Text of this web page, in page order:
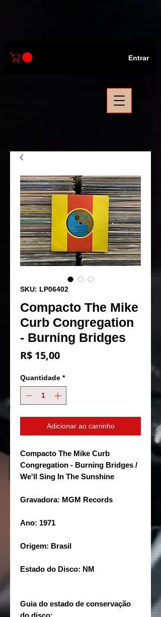
Entrar
SKU: LP06402
Compacto The Mike
Curb Congregation
- Burning Bridges
R$ 15,00Preço
Quantidade *
Adicionar ao carrinho
Compacto The Mike Curb
Congregation - Burning Bridges /
We'll Sing In The Sunshine
Gravadora: MGM Records
Ano: 1971
Origem: Brasil
Estado do Disco: NM
Guia do estado de conservação
do disco: